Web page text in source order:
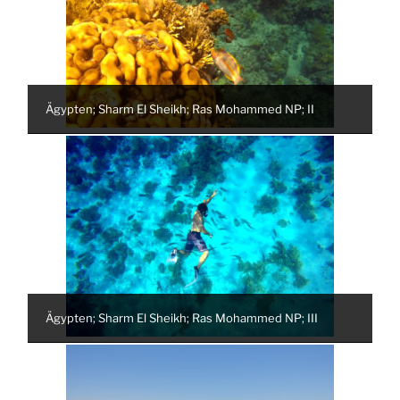
Ägypten; Sharm El Sheikh; Ras Mohammed NP; II
Ägypten; Sharm El Sheikh; Ras Mohammed NP; III